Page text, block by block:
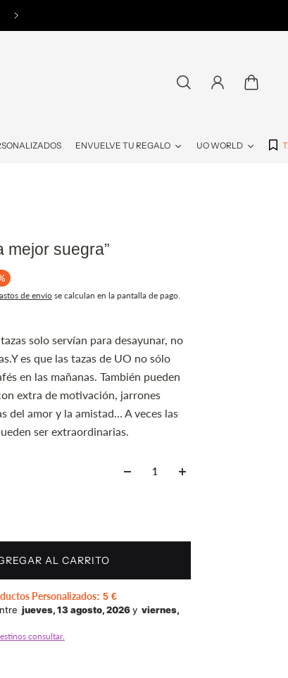
ENVUELVE TU REGALO UO WORLD
mejor suegra”
de envío se calculan en la pantalla de pago.
solo servían para desayunar, no
es que las tazas de UO no sólo
en las mañanas. También pueden
extra de motivación, jarrones
del amor y la amistad… A veces las
ser extraordinarias.
AL CARRITO
Personalizados: 5 €
jueves, 13 agosto, 2026y viernes,
consultar.